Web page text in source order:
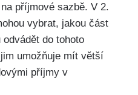
příjmové sazbě. V 2.
vybrat, jakou část
do tohoto
umožňuje mít větší
příjmy v